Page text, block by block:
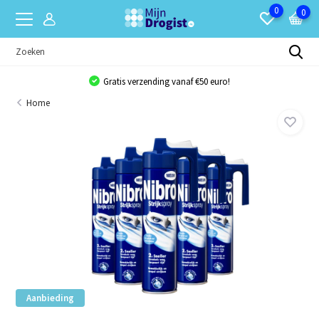
0 0
Gratis verzending vanaf €50 euro!
Home
Aanbieding